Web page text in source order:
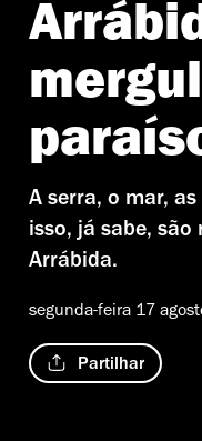
A serra, o mar,
isso, já sabe, são
Arrábida.
segunda-feira 17
Partilhar